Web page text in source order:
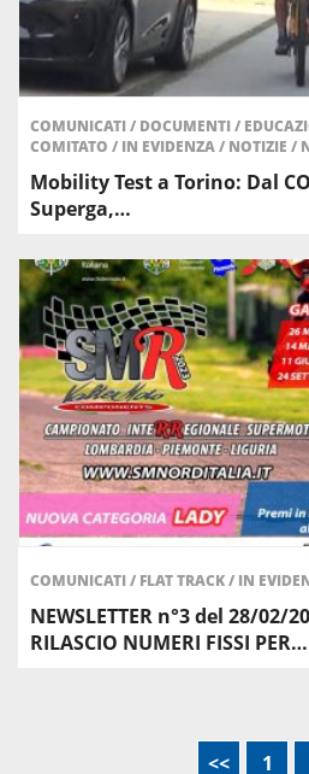
COMUNICATI/ DOCUMENTI/
COMITATO / IN EVIDENZA/ NOTIZIE /
Mobility Test a Torino: Dal
Superga,…
COMUNICATI/ FLAT TRACK/ IN
NEWSLETTER n°3 del 28/02/
RILASCIO NUMERI FISSI PER…
<< 1